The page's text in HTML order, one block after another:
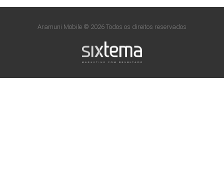
Aramuni Mobile © 2026 Todos os direitos reservados